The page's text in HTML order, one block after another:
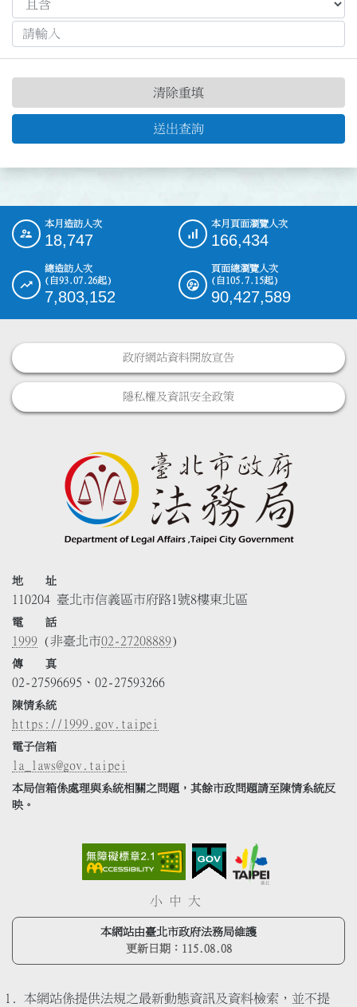
送出查詢
清除重填
::: 本月造訪人次
18,747
本月頁面瀏覽人次
166,434
總造訪人次
(自93.07.26起)
7,803,152
頁面總瀏覽人次
(自105.7.15起)
90,427,589
政府網站資料開放宣告
隱私權及資訊安全政策
地 址
110204 臺北市信義區市府路1號8樓東北區
電 話
1999 (非臺北市02-27208889)
傳 真
02-27596695、02-27593266
陳情系統
https://1999.gov.taipei
電子信箱
la_laws@gov.taipei
本局信箱係處理與系統相關之問題，其餘市政問題請至陳情系統反
映。
小 中 大
本網站由臺北市政府法務局維護
更新日期： 115.08.08
本網站係提供法規之最新動態資訊及資料檢索，並不提